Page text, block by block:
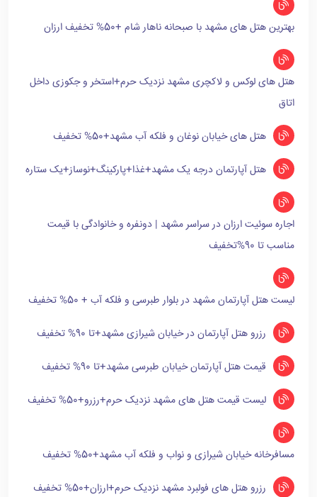
بهترین هتل های مشهد با صبحانه ناهار شام +50% تخفیف ارزان
هتل های لوکس و لاکچری مشهد نزدیک حرم+استخر و جکوزی داخل
اتاق
هتل های خیابان نوغان و فلکه آب مشهد+50% تخفیف
هتل آپارتمان درجه یک مشهد+غذا+پارکینگ+نوساز+یک ستاره
اجاره سوئیت ارزان در سراسر مشهد | دونفره و خانوادگی با قیمت
مناسب تا 90%تخفیف
لیست هتل آپارتمان مشهد در بلوار طبرسی و فلکه آب + 50% تخفیف
رزرو هتل آپارتمان در خیابان شیرازی مشهد+تا 90% تخفیف
قیمت هتل آپارتمان خیابان طبرسی مشهد+تا 90% تخفیف
لیست قیمت هتل های مشهد نزدیک حرم+رزرو+50% تخفیف
مسافرخانه خیابان شیرازی و نواب و فلکه آب مشهد+50% تخفیف
رزرو هتل های فولبرد مشهد نزدیک حرم+ارزان+50% تخفیف